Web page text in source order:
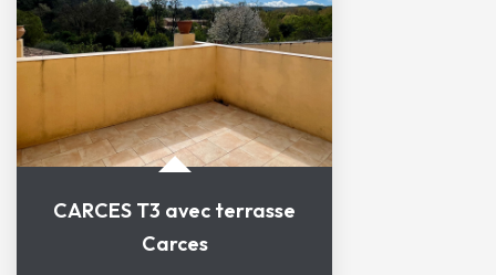
CARCES T3 avec terrasse
Carces